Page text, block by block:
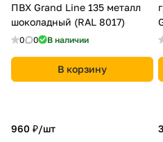
ПВХ Grand Line 135 металл
шоколадный (RAL 8017)
0 0 В наличии
В корзину
960 ₽/шт